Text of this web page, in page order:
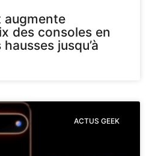
augmente
des consoles en
jusqu’à
ACTUS GEEK